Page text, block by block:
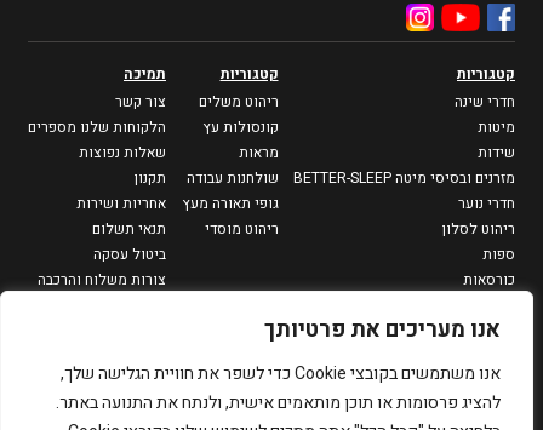
אנו מעריכים את פרטיותך
אנו משתמשים בקובצי Cookie כדי לשפר את חוויית הגלישה שלך,
להציג פרסומות או תוכן מותאמים אישית, ולנתח את התנועה באתר.
קטגוריות
חדרי שינה
מיטות
שידות
מזרנים ובסיסי מיטה BETTER-SLEEP
חדרי נוער
ריהוט לסלון
ספות
כורסאות
שולחנות סלון
פינות אוכל
שולחנות אוכל
קטגוריות
ריהוט משלים
קונסולות עץ
מראות
שולחנות עבודה
גופי תאורה מעץ
ריהוט מוסדי
תמיכה
צור קשר
הלקוחות שלנו מספרים
שאלות נפוצות
תקנון
אחריות ושירות
תנאי תשלום
ביטול עסקה
צורות משלוח והרכבה